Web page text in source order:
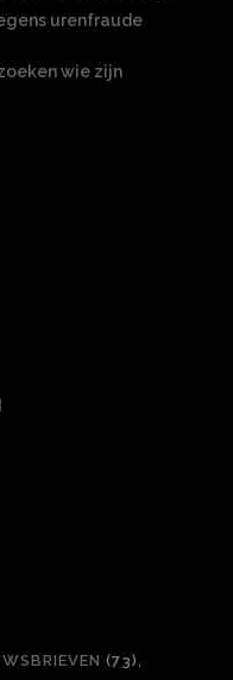
urenfraude
wie zijn
(73)